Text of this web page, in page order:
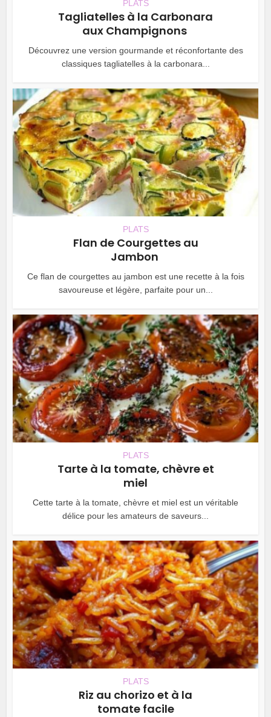
PLATS
Tagliatelles à la Carbonara
aux Champignons
Découvrez une version gourmande et réconfortante des
classiques tagliatelles à la carbonara...
PLATS
Flan de Courgettes au
Jambon
Ce flan de courgettes au jambon est une recette à la fois
savoureuse et légère, parfaite pour un...
PLATS
Tarte à la tomate, chèvre et
miel
Cette tarte à la tomate, chèvre et miel est un véritable
délice pour les amateurs de saveurs...
PLATS
Riz au chorizo et à la
tomate facile